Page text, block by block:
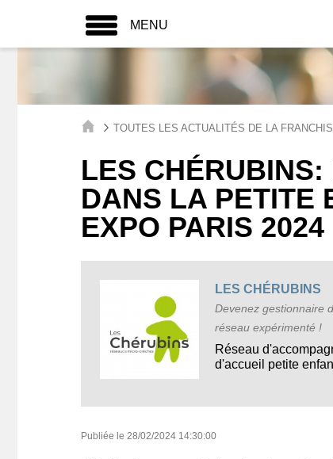
MENU
TOUTES LES ACTUALITÉS DE LA
LES CHÉRUBINS:
DANS LA PETITE
EXPO PARIS 2024
LES CHÉRUBINS
Devenez gestionnaire
réseau expérimenté !
Réseau
d'accueil petite
Publiée le 28/02/2024 14:30:00